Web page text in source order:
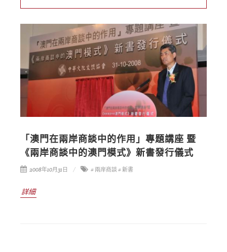
「澳門在兩岸商談中的作用」專題講座 暨
《兩岸商談中的澳門模式》新書發行儀式
2008年10月31日 # 兩岸商談 # 新書
詳細